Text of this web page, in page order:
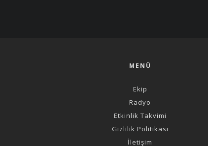
MENÜ
Ekip
Radyo
Etkinlik Takvimi
Gizlilik Politikası
İletişim